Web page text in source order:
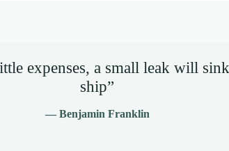
expenses, a small leak will
ship”
— Benjamin Franklin